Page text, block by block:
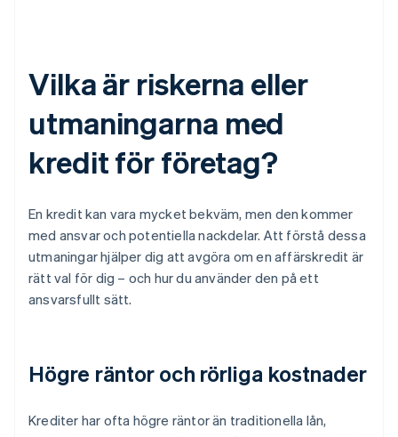
Vilka är riskerna eller
utmaningarna med
kredit för företag?
En kredit kan vara mycket bekväm, men den kommer
med ansvar och potentiella nackdelar. Att förstå dessa
utmaningar hjälper dig att avgöra om en affärskredit är
rätt val för dig – och hur du använder den på ett
ansvarsfullt sätt.
Högre räntor och rörliga kostnader
Krediter har ofta högre räntor än traditionella lån,